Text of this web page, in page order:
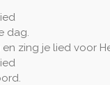
dag.
zing je lied voor